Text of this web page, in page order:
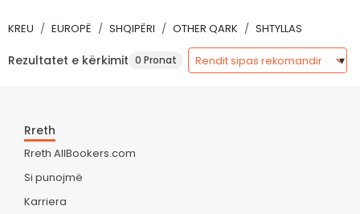
KREU EUROPË SHQIPËRI OTHER QARK SHTYLLAS
Rezultatet e kërkimit 0 Pronat
Rreth
Rreth AllBookers.com
Si punojmë
Karriera